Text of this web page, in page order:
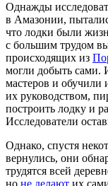
Однажды
в Амазонии,
что лодки были
с большим трудом
происходящих из
могли добыть сами.
мастеров и обучили
их руководством,
построить лодку и
Исследователи
Однако, спустя
вернулись, они
трудятся всей